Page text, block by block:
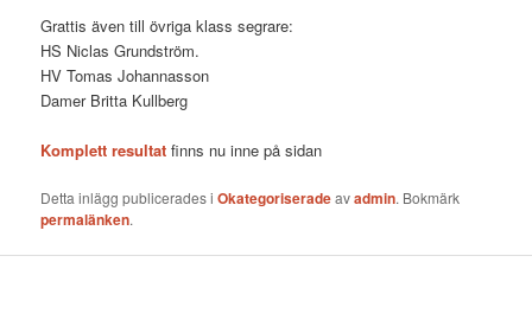
Grattis även till övriga klass segrare:
HS Niclas Grundström.
HV Tomas Johannasson
Damer Britta Kullberg
Komplett resultat finns nu inne på sidan
Detta inlägg publicerades iOkategoriseradeavadmin. Bokmärk
permalänken.